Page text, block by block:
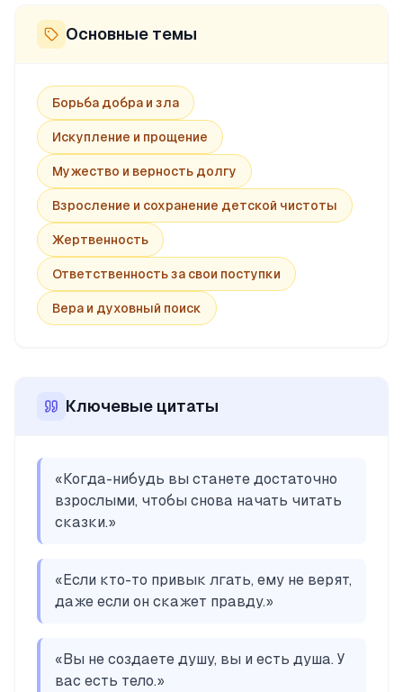
Основные темы
Борьба добра и зла
Искупление и прощение
Мужество и верность долгу
Взросление и сохранение детской чистоты
Жертвенность
Ответственность за свои поступки
Вера и духовный поиск
Ключевые цитаты
«Когда-нибудь вы станете достаточно
взрослыми, чтобы снова начать читать
сказки.»
«Если кто-то привык лгать, ему не верят,
даже если он скажет правду.»
«Вы не создаете душу, вы и есть душа. У
вас есть тело.»